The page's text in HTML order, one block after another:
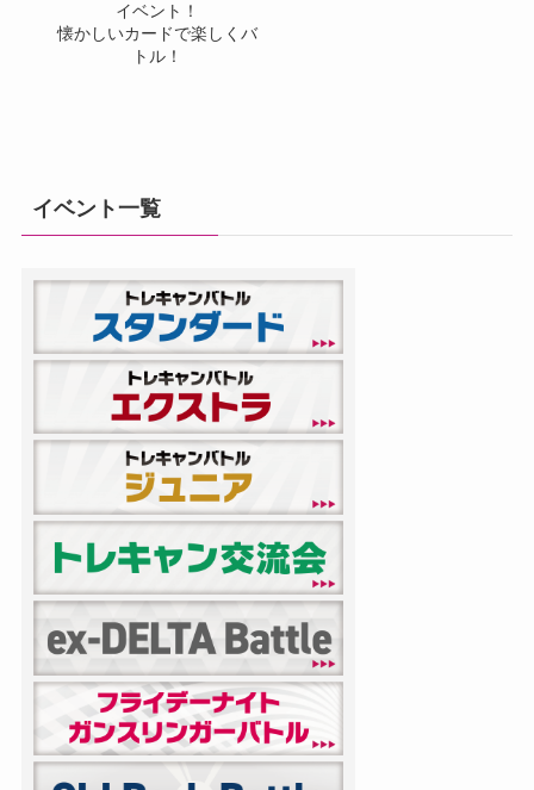
イベント！
懐かしいカードで楽しくバ
トル！
イベント一覧